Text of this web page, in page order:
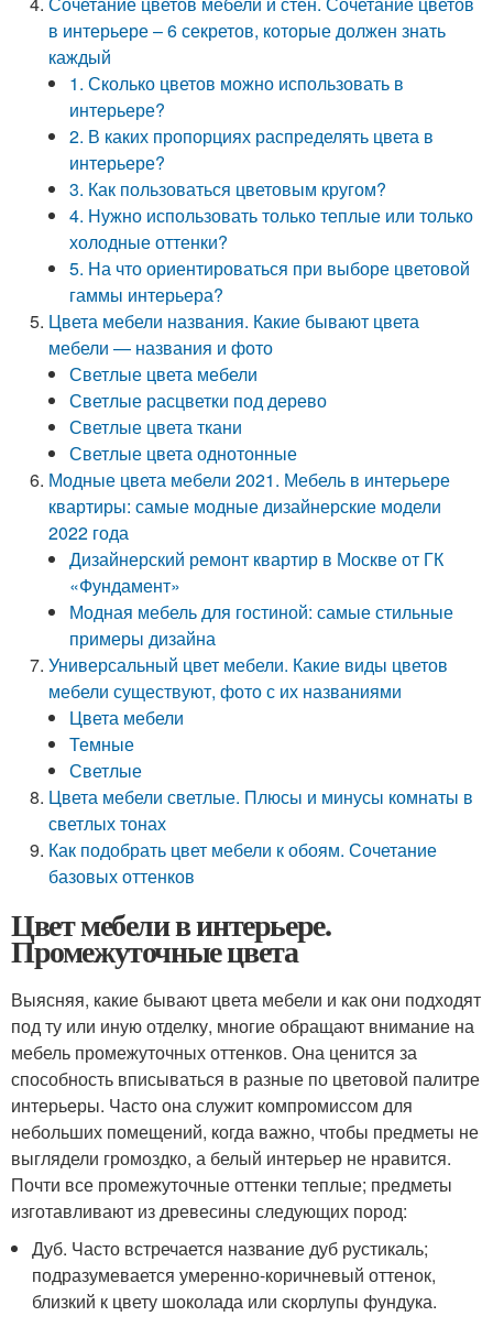
в интерьере – 6 секретов, которые должен знать
каждый
1. Сколько цветов можно использовать в
интерьере?
2. В каких пропорциях распределять цвета в
интерьере?
3. Как пользоваться цветовым кругом?
4. Нужно использовать только теплые или только
холодные оттенки?
5. На что ориентироваться при выборе цветовой
гаммы интерьера?
Цвета мебели названия. Какие бывают цвета
мебели — названия и фото
Светлые цвета мебели
Светлые расцветки под дерево
Светлые цвета ткани
Светлые цвета однотонные
Модные цвета мебели 2021. Мебель в интерьере
квартиры: самые модные дизайнерские модели
2022 года
Дизайнерский ремонт квартир в Москве от ГК
«Фундамент»
Модная мебель для гостиной: самые стильные
примеры дизайна
Универсальный цвет мебели. Какие виды цветов
мебели существуют, фото с их названиями
Цвета мебели
Темные
Светлые
Цвета мебели светлые. Плюсы и минусы комнаты в
светлых тонах
Как подобрать цвет мебели к обоям. Сочетание
базовых оттенков
Цвет мебели в интерьере.
Промежуточные цвета
Выясняя, какие бывают цвета мебели и как они подходят
под ту или иную отделку, многие обращают внимание на
мебель промежуточных оттенков. Она ценится за
способность вписываться в разные по цветовой палитре
интерьеры. Часто она служит компромиссом для
небольших помещений, когда важно, чтобы предметы не
выглядели громоздко, а белый интерьер не нравится.
Почти все промежуточные оттенки теплые; предметы
изготавливают из древесины следующих пород:
Дуб. Часто встречается название дуб рустикаль;
подразумевается умеренно-коричневый оттенок,
близкий к цвету шоколада или скорлупы фундука.